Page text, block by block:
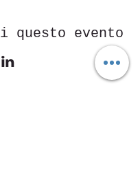
questo evento